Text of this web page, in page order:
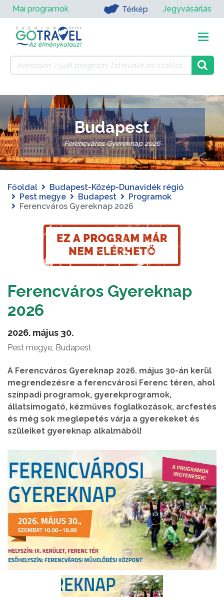
Mai programok Térkép Jegyvásárlás
Budapest
Ferencváros Gyereknap 2026
Főoldal
Budapest-Közép-Dunavidék régió
Pest megye
Budapest
Programok
Ferencváros Gyereknap 2026
Ferencváros Gyereknap
2026
2026. május 30.
Pest megye, Budapest
A Ferencváros Gyereknap 2026. május 30-án kerül
megrendezésre a ferencvárosi Ferenc téren, ahol
színpadi programok, gyerekprogramok,
állatsimogató, kézműves foglalkozások, arcfestés
és még sok meglepetés várja a gyerekeket és
szüleiket gyereknap alkalmából!